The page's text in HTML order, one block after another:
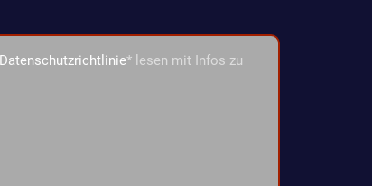
Datenschutzrichtlinie* lesen mit Infos zu